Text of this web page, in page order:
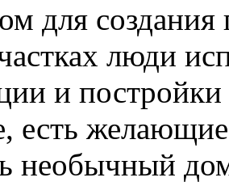
для создания
люди
и
есть
необычный